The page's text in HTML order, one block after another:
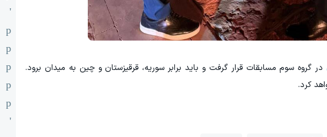
در گروه سوم مسابقات قرار گرفت و باید برابر سوریه، قرقیزستان و چین به میدان برود.
کرد.